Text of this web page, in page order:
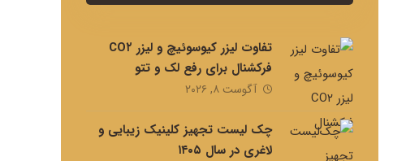
تفاوت لیزر کیوسوئیچ و لیزر CO۲
فرکشنال برای رفع لک و تتو
آگوست ۸, ۲۰۲۶
چک لیست تجهیز کلینیک زیبایی و
لاغری در سال ۱۴۰۵